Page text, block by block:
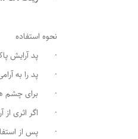
نحوه استفاده
· پد آرایش پاک
· پد را به
· برای چشم ها،
· اگر اثری از
· پس از